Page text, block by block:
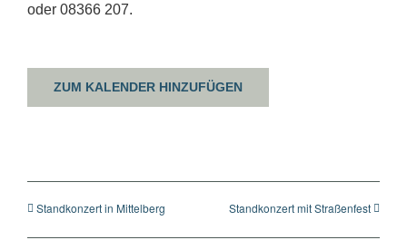
oder 08366 207.
ZUM KALENDER HINZUFÜGEN
Standkonzert in Mittelberg Standkonzert mit Straßenfest